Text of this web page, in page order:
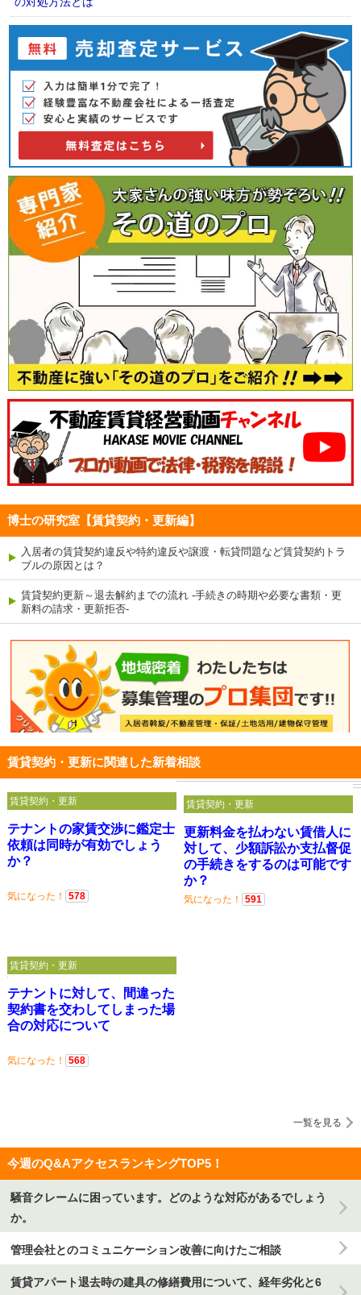
博士の研究室【賃貸契約・更新編】
入居者の賃貸契約違反や特約違反や譲渡・転貸問題など賃貸契約トラ
ブルの原因とは？
賃貸契約更新～退去解約までの流れ -手続きの時期や必要な書類・更
新料の請求・更新拒否-
賃貸契約・更新に関連した新着相談
テナントの家賃交渉に鑑定士
依頼は同時が有効でしょう
か？
気になった！ 578
賃貸契約・更新
更新料金を払わない賃借人に
対して、少額訴訟か支払督促
の手続きをするのは可能です
か？
気になった！ 591
賃貸契約・更新
テナントに対して、間違った
契約書を交わしてしまった場
合の対応について
気になった！ 568
賃貸契約・更新
一覧を見る
今週のQ&AアクセスランキングTOP5！
騒音クレームに困っています。どのような対応があるでしょう
か。
管理会社とのコミュニケーション改善に向けたご相談
賃貸アパート退去時の建具の修繕費用について、経年劣化と6